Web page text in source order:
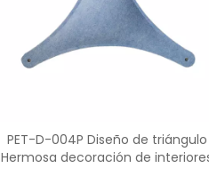
PET-D-004P Diseño de triángulo
Hermosa decoración de